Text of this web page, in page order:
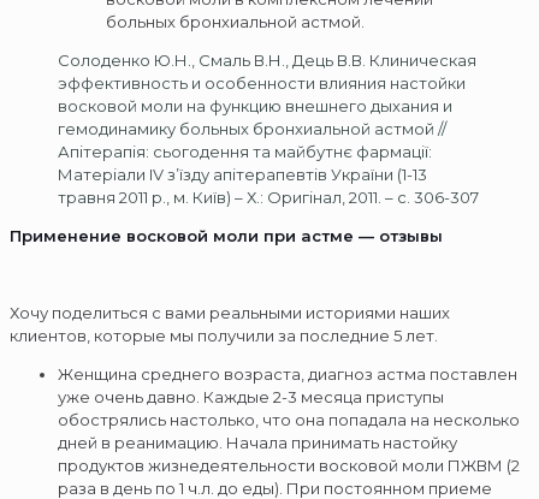
больных бронхиальной астмой.
Солоденко Ю.Н., Смаль В.Н., Дець В.В. Клиническая
эффективность и особенности влияния настойки
восковой моли на функцию внешнего дыхания и
гемодинамику больных бронхиальной астмой //
Апітерапія: сьогодення та майбутнє фармації:
Матеріали IV з’їзду апітерапевтів України (1-13
травня 2011 р., м. Київ) – Х.: Оригінал, 2011. – с. 306-307
Применение восковой моли при астме — отзывы
Хочу поделиться с вами реальными историями наших
клиентов, которые мы получили за последние 5 лет.
Женщина среднего возраста, диагноз астма поставлен
уже очень давно. Каждые 2-3 месяца приступы
обострялись настолько, что она попадала на несколько
дней в реанимацию. Начала принимать настойку
продуктов жизнедеятельности восковой моли ПЖВМ (2
раза в день по 1 ч.л. до еды). При постоянном приеме